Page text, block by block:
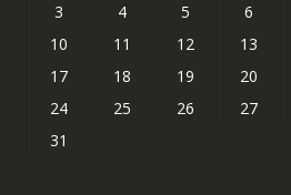
3
4 5 6
10
11 12 13
17
18 19 20
24
25 26 27
31